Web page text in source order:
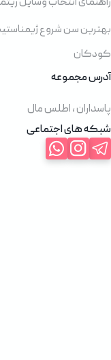
بهترین سن شروع
کودکان
آدرس مجموعه
پاسداران ، اطلس مال
شبکه های اجتماعی